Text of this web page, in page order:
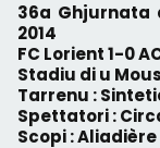
36a Ghjurnata di L1 Dumenica, u 4 di Maghju di u
2014
FC Lorient 1-0
Stadiu di u
Tarrenu :
Spettatori :
Scopi :